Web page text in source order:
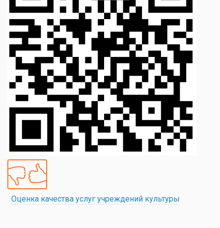
Оценка качества услуг учреждений культуры